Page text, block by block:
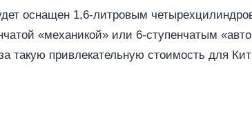
оснащен 1,6-литровым
«механикой» или 6-ступенчатым
такую привлекательную стоимость для